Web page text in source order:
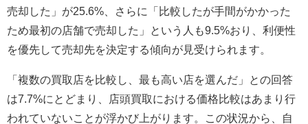
売却した」が25.6%、さらに「比較したが手間がかかった
ため最初の店舗で売却した」という人も9.5%おり、利便性
を優先して売却先を決定する傾向が見受けられます。
「複数の買取店を比較し、最も高い店を選んだ」との回答
は7.7%にとどまり、店頭買取における価格比較はあまり行
われていないことが浮かび上がります。この状況から、自